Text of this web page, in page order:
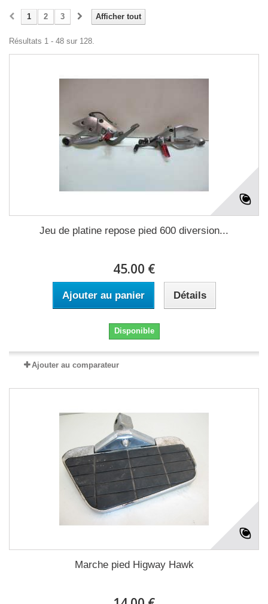
Afficher tout
1 2 3
Résultats 1 - 48 sur 128.
Jeu de platine repose pied 600 diversion...
45.00 €
Ajouter au panier Détails
Disponible
Ajouter au comparateur
Marche pied Higway Hawk